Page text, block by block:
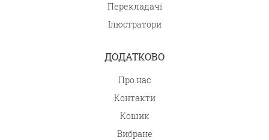
Перекладачі
Ілюстратори
ДОДАТКОВО
Про нас
Контакти
Кошик
Вибране